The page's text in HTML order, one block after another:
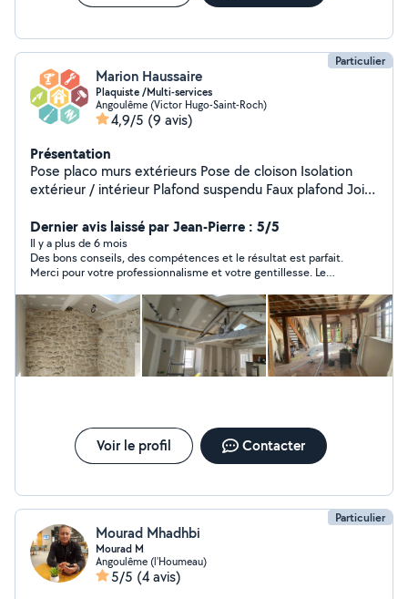
Particulier
Marion Haussaire
Plaquiste /Multi-services
Angoulême (Victor Hugo-Saint-Roch)
4,9/5 (9 avis)
Présentation
Pose placo murs extérieurs Pose de cloison Isolation
extérieur / intérieur Plafond suspendu Faux plafond Joint
- pose de cuisine - pose de panneaux photovoltaïques -
électricité
Dernier avis laissé par Jean-Pierre : 5/5
Il y a plus de 6 mois
Des bons conseils, des compétences et le résultat est parfait.
Merci pour votre professionnalisme et votre gentillesse. Le
Voir le profil Contacter
Particulier
Mourad Mhadhbi
Mourad M
Angoulême (l'Houmeau)
5/5 (4 avis)